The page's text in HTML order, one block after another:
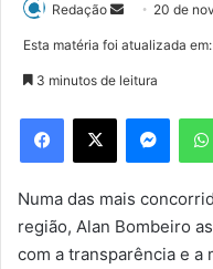
Redação
d
e
m
e
-
m
20 de
Esta matéria foi atualizada
3 minutos de leitura
Numa das mais
região, Alan Bombeiro
com a transparência e a